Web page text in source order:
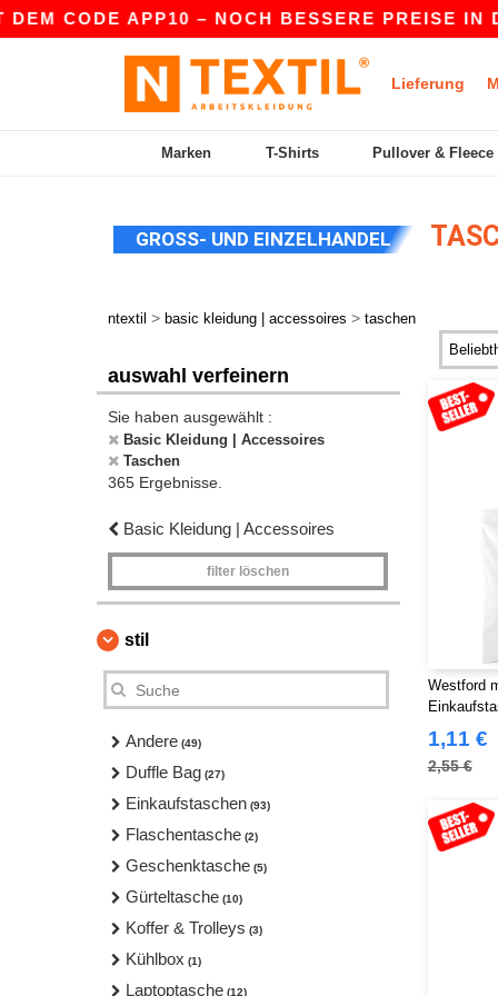
APP10 – NOCH BESSERE PREISE IN DER
Lieferung
Marken T-Shirts Pullover & Fleece
GROSS- UND EINZELHANDEL
ntextil > basic kleidung | accessoires > taschen
auswahl verfeinern
Sie haben ausgewählt :
Basic Kleidung | Accessoires
Taschen
365 Ergebnisse.
Basic Kleidung | Accessoires
filter löschen
stil
Andere (49)
Duffle Bag (27)
Einkaufstaschen (93)
Flaschentasche (2)
Geschenktasche (5)
Gürteltasche (10)
Koffer & Trolleys (3)
Kühlbox (1)
Laptoptasche (12)
Westford
1,11 €
2,55 €